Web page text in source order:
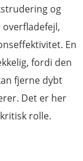
og
En
fordi den
fjerne dybt
Det er her
rolle.